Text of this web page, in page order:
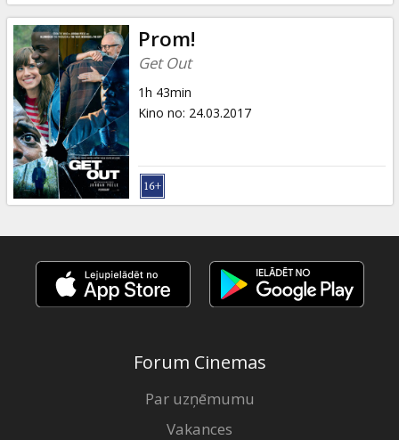
Prom!
Get Out
1h 43min
Kino no: 24.03.2017
Forum Cinemas
Par uzņēmumu
Vakances